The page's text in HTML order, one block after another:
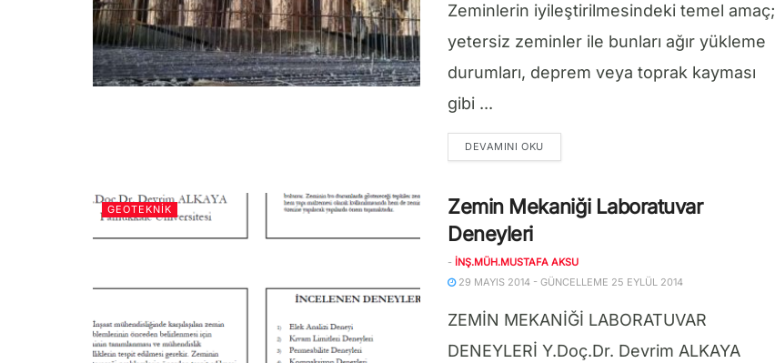
Zeminlerin iyileştirilmesindeki temel amaç;
yetersiz zeminler ile bunları ağır yükleme
durumları, deprem veya toprak kayması
gibi ...
DEVAMINI OKUDETAILS
GEOTEKNIK
Zemin Mekaniği Laboratuvar
Deneyleri
- İNŞ.MÜH.MUSTAFA AKSU
29 MAYIS 2014 - GÜNCELLEME 25 EYLÜL 2014
ZEMİN MEKANİĞİ LABORATUVAR
DENEYLERİ Y.Doç.Dr. Devrim ALKAYA